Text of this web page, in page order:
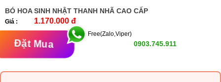
BÓ HOA SINH NHẬT THANH NHÃ CAO CẤP
Giá : 1.170.000 đ
Đặt Mua
Free(Zalo,Viper)
0903.745.911